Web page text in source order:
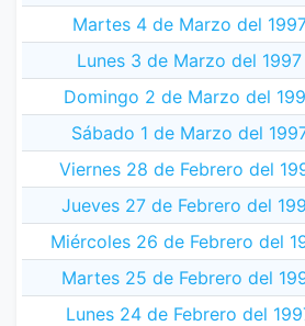
Martes 4 de Marzo del
Lunes 3 de Marzo del 1997
Domingo 2 de Marzo del
Sábado 1 de Marzo del
Viernes 28 de Febrero del
Jueves 27 de Febrero del
Miércoles 26 de Febrero del
Martes 25 de Febrero del
Lunes 24 de Febrero del